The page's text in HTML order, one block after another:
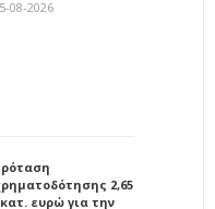
08-2026
2,65
ευρώ για την